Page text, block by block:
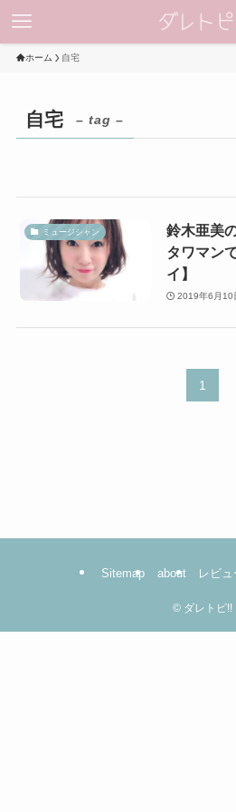
ホーム 自宅
自宅 – tag –
ミュージシャン
鈴木亜美
タワマン
イ】
2019年6月10
1
Sitemap about レビ
© ダレトピ!!